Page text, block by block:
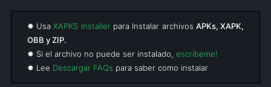
✹ UsaXAPKS Installerpara Instalar archivos APKs, XAPK,
OBB y ZIP.
✹ Si el archivo no puede ser instalado, escríbeme!
✹ Lee Descargar FAQs para saber como instalar